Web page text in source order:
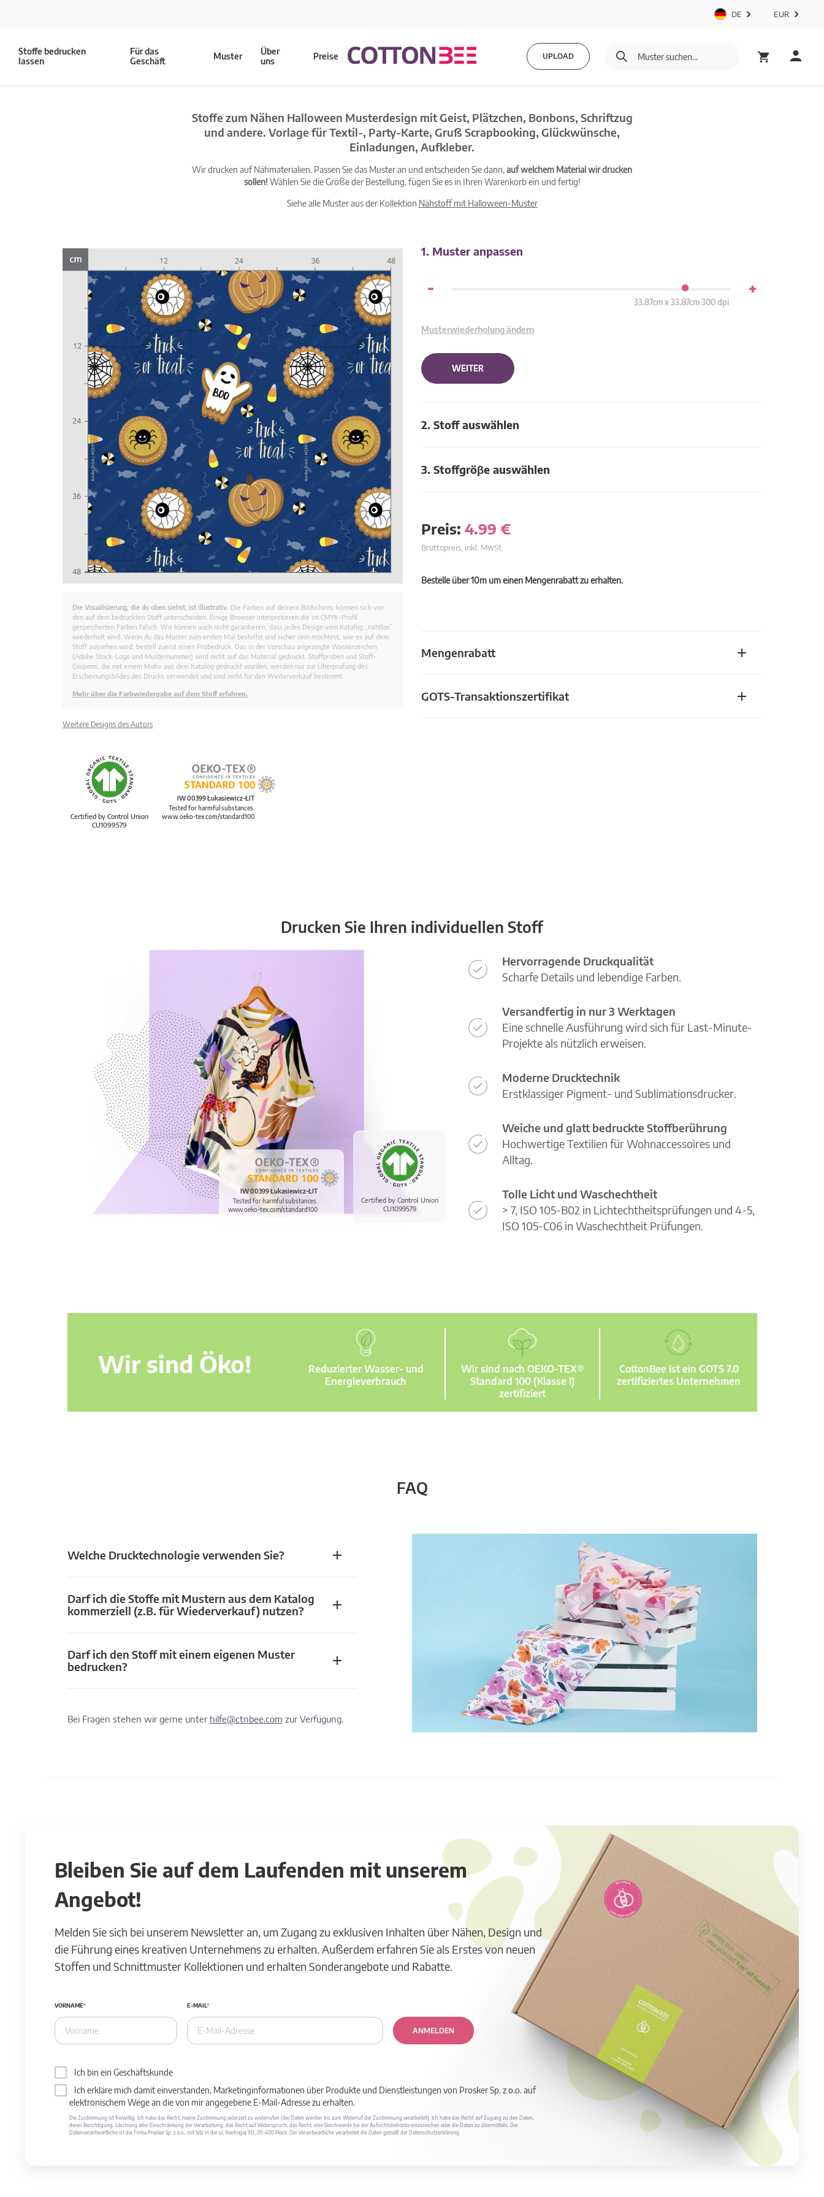
DE EUR
Stoffe bedrucken
lassen
Für das
Geschäft
Muster
Über
uns
Preise UPLOAD
Stoffe zum Nähen Halloween Musterdesign mit Geist, Plätzchen, Bonbons, Schriftzug
und andere. Vorlage für Textil-, Party-Karte, Gruß Scrapbooking, Glückwünsche,
Einladungen, Aufkleber.
Wir drucken auf Nähmaterialien. Passen Sie das Muster an und entscheiden Sie dann,auf welchem Material wir drucken
sollen! Wählen Sie die Größe der Bestellung, fügen Sie es in Ihren Warenkorb ein und fertig!
Siehe alle Muster aus der Kollektion Nähstoff mit Halloween-Muster
1. Muster anpassen
-
33.87cm x 33.87cm 300 dpi
+
Musterwiederholung ändern
WEITER
2. Stoff auswählen
3. Stoffgröβe auswählen
Preis: 4.99 €
Bruttopreis, inkl. MwSt.
Bestelle über 10m um einen Mengenrabatt zu erhalten.
Mengenrabatt
GOTS-Transaktionszertifikat
Die Visualisierung, die du oben siehst, ist illustrativ. Die Farben auf deinem Bildschirm, können sich von
den auf dem bedruckten Stoff unterscheiden. Einige Browser interpretieren die im CMYK-Profil
gespeicherten Farben falsch. Wir können auch nicht garantieren, dass jedes Design vom Katalog „nahtlos”
wiederholt wird. Wenn du das Muster zum ersten Mal bestellst und sicher sein möchtest, wie es auf dem
Stoff aussehen wird, bestell zuerst einen Probedruck. Das in der Vorschau angezeigte Wasserzeichen
(Adobe Stock-Logo und Musternummer) wird nicht auf das Material gedruckt. Stoffproben und Stoff-
Coupons, die mit einem Motiv aus dem Katalog gedruckt wurden, werden nur zur Überprüfung des
Erscheinungsbildes des Drucks verwendet und sind nicht für den Weiterverkauf bestimmt.
Mehr über die Farbwiedergabe auf dem Stoff erfahren.
Weitere Designs des Autors
Certified by Control Union
CU1099579
IW 00399 Łukasiewicz-ŁIT
Tested for harmful substances.
www.oeko-tex.com/standard100
Drucken Sie Ihren individuellen Stoff
Certified by Control Union
CU1099579
IW 00399 Łukasiewicz-ŁIT
Tested for harmful substances.
www.oeko-tex.com/standard100
Hervorragende Druckqualität
Scharfe Details und lebendige Farben.
Versandfertig in nur 3 Werktagen
Eine schnelle Ausführung wird sich für Last-Minute-
Projekte als nützlich erweisen.
Moderne Drucktechnik
Erstklassiger Pigment- und Sublimationsdrucker.
Weiche und glatt bedruckte Stoffberührung
Hochwertige Textilien für Wohnaccessoires und
Alltag.
Tolle Licht und Waschechtheit
> 7, ISO 105-B02 in Lichtechtheitsprüfungen und 4-5,
ISO 105-C06 in Waschechtheit Prüfungen.
Wir sind Öko!
Reduzierter Wasser- und
Energieverbrauch
Wir sind nach OEKO-TEX®
Standard 100 (Klasse I)
zertifiziert
CottonBee ist ein GOTS 7.0
zertifiziertes Unternehmen
FAQ
Welche Drucktechnologie verwenden Sie?
Darf ich die Stoffe mit Mustern aus dem Katalog
kommerziell (z.B. für Wiederverkauf) nutzen?
Darf ich den Stoff mit einem eigenen Muster
bedrucken?
Bei Fragen stehen wir gerne unter hilfe@ctnbee.com zur Verfügung.
Bleiben Sie auf dem Laufenden mit unserem
Angebot!
Melden Sie sich bei unserem Newsletter an, um Zugang zu exklusiven Inhalten über Nähen, Design und
die Führung eines kreativen Unternehmens zu erhalten. Außerdem erfahren Sie als Erstes von neuen
Stoffen und Schnittmuster Kollektionen und erhalten Sonderangebote und Rabatte.
VORNAME E-MAIL
ANMELDEN
Ich bin ein Geschäftskunde
Ich erkläre mich damit einverstanden, Marketinginformationen über Produkte und Dienstleistungen von Prosker Sp. z o.o. auf
elektronischem Wege an die von mir angegebene E-Mail-Adresse zu erhalten.
Die Zustimmung ist freiwillig. Ich habe das Recht, meine Zustimmung jederzeit zu widerrufen (die Daten werden bis zum Widerruf der Zustimmung verarbeitet). Ich habe das Recht auf Zugang zu den Daten,
deren Berichtigung, Löschung oder Einschränkung der Verarbeitung, das Recht auf Widerspruch, das Recht, eine Beschwerde bei der Aufsichtsbehörde einzureichen oder die Daten zu übermitteln. Der
Datenverantwortliche ist die Firma Prosker Sp. z o.o., mit Sitz in der ul. Kostrogaj 9D, 09-400 Płock. Der Verantwortliche verarbeitet die Daten gemäß der Datenschutzerklärung.